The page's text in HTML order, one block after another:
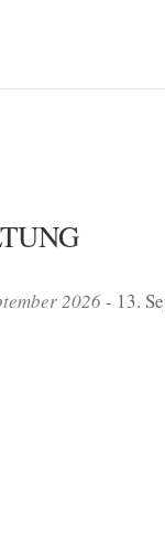
2026- 13.